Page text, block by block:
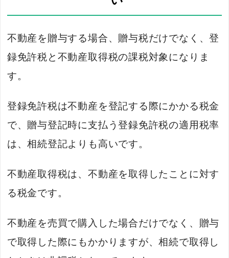
不動産を贈与する場合、贈与税だけでなく、登
録免許税と不動産取得税の課税対象になりま
す。
登録免許税は不動産を登記する際にかかる税金
で、贈与登記時に支払う登録免許税の適用税率
は、相続登記よりも高いです。
不動産取得税は、不動産を取得したことに対す
る税金です。
不動産を売買で購入した場合だけでなく、贈与
で取得した際にもかかりますが、相続で取得し